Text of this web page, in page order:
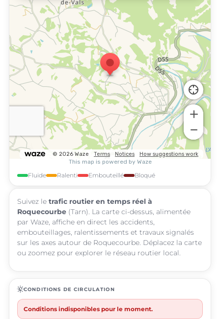
Fluide Ralenti Embouteillé Bloqué
Suivez le trafic routier en temps réel à
Roquecourbe (Tarn). La carte ci-dessus, alimentée
par Waze, affiche en direct les accidents,
embouteillages, ralentissements et travaux signalés
sur les axes autour de Roquecourbe. Déplacez la carte
ou zoomez pour explorer le réseau routier local.
routineCONDITIONS DE CIRCULATION
Conditions indisponibles pour le moment.